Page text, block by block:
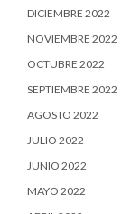
DICIEMBRE 2022
NOVIEMBRE 2022
OCTUBRE 2022
SEPTIEMBRE 2022
AGOSTO 2022
JULIO 2022
JUNIO 2022
MAYO 2022